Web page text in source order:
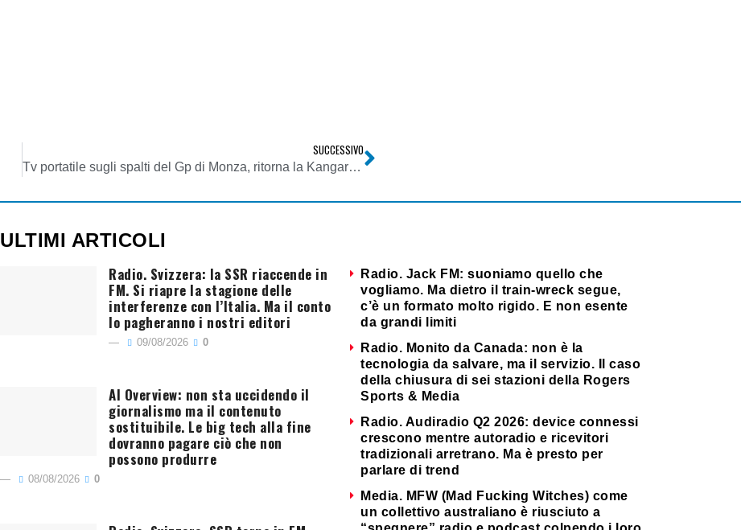
SUCCESSIVO
Tv portatile sugli spalti del Gp di Monza, ritorna la Kangaroo Tv
ULTIMI ARTICOLI
Radio. Svizzera: la SSR riaccende in
FM. Si riapre la stagione delle
interferenze con l’Italia. Ma il conto
lo pagheranno i nostri editori
09/08/2026 0
AI Overview: non sta uccidendo il
giornalismo ma il contenuto
sostituibile. Le big tech alla fine
dovranno pagare ciò che non
possono produrre
08/08/2026 0
Radio. Jack FM: suoniamo quello che
vogliamo. Ma dietro il train-wreck segue,
c’è un formato molto rigido. E non esente
da grandi limiti
Radio. Monito da Canada: non è la
tecnologia da salvare, ma il servizio. Il caso
della chiusura di sei stazioni della Rogers
Sports & Media
Radio. Audiradio Q2 2026: device connessi
crescono mentre autoradio e ricevitori
tradizionali arretrano. Ma è presto per
parlare di trend
Media. MFW (Mad Fucking Witches) come
un collettivo australiano è riusciuto a